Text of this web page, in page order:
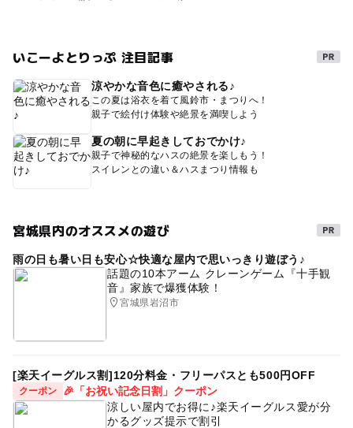
いこーよとりっぷ 注目記事
涼やかな音色に癒やされる♪
この夏は浴衣を着て風鈴市・まつりへ！
親子で絵付け体験や絶景を満喫しよう
夏の朝に早起きしておでかけ♪
親子で神秘的なハスの絶景を楽しもう！
スイレンとの違い＆ハスまつり情報も
宮城県内のオススメの遊び
雨の日も暑い日も安心☆快適な屋内で思いっきり遊ぼう♪
話題の10本アーム クレーンゲーム『十手観
音』家族で爆獲体験！
宮城県岩沼市
[楽天イーグルス割]120分料金・フリーパスとも500円OFF
クーポン
🎉「お祝い記念日割」クーポン
涼しい屋内でお得に♪楽天イーグルス愛が分
かるグッズ提示で割引